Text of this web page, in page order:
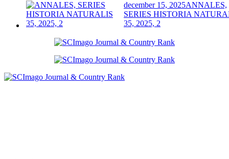
december 15, 2025ANNALES,
SERIES HISTORIA
35, 2025, 2